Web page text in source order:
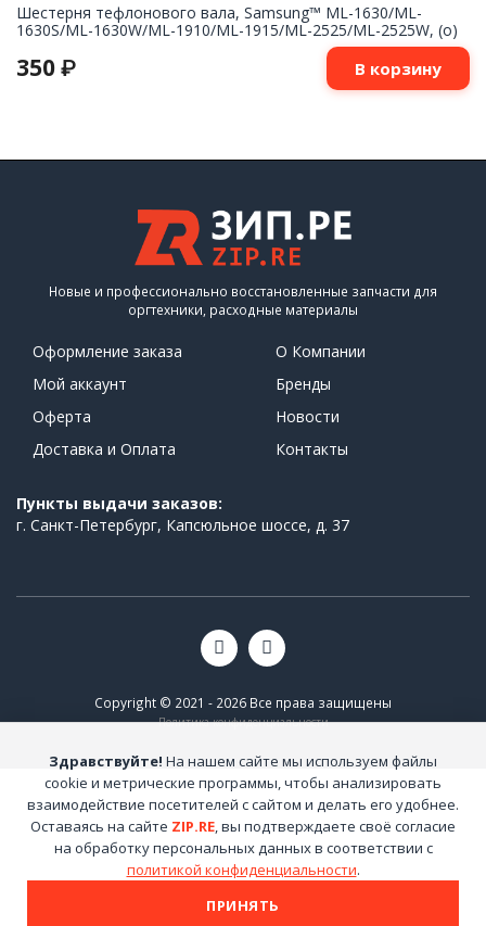
Шестерня тефлонового вала, Samsung™ ML-1630/ML-
1630S/ML-1630W/ML-1910/ML-1915/ML-2525/ML-2525W, (о)
350 ₽ В корзину
Новые и профессионально восстановленные запчасти для
оргтехники, расходные материалы
Оформление заказа
Мой аккаунт
Оферта
Доставка и Оплата
О Компании
Бренды
Новости
Контакты
Пункты выдачи заказов:
г. Санкт-Петербург, Капсюльное шоссе, д. 37
Copyright © 2021 - 2026 Все права защищены
Политика конфиденциальности
Здравствуйте! На нашем сайте мы используем файлы
cookie и метрические программы, чтобы анализировать
взаимодействие посетителей с сайтом и делать его удобнее.
Оставаясь на сайте ZIP.RE, вы подтверждаете своё согласие
на обработку персональных данных в соответствии с
политикой конфиденциальности.
ПРИНЯТЬ